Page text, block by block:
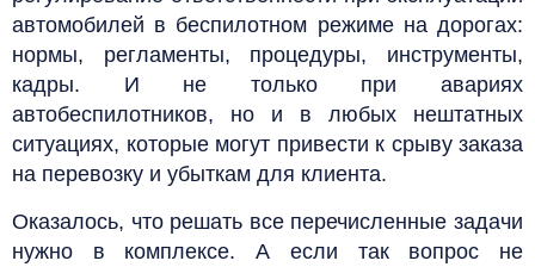
автомобилей в беспилотном режиме на дорогах:
нормы, регламенты, процедуры, инструменты,
кадры. И не только при авариях
автобеспилотников, но и в любых нештатных
ситуациях, которые могут привести к срыву заказа
на перевозку и убыткам для клиента.
Оказалось, что решать все перечисленные задачи
нужно в комплексе. А если так вопрос не